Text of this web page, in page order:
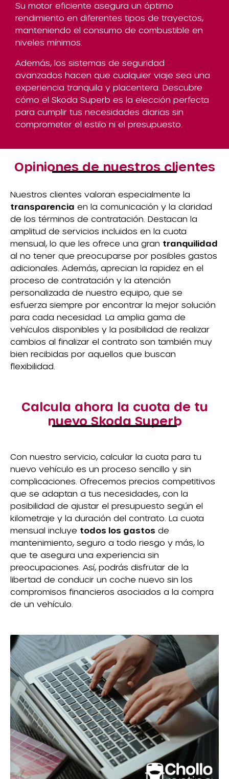
Su motor eficiente asegura un óptimo
rendimiento en diferentes tipos de trayectos,
manteniendo el consumo de combustible en
niveles mínimos.
Además, los sistemas de seguridad
avanzados hacen que cualquier viaje sea una
experiencia tranquila y placentera. Descubre
cómo el Skoda Superb es la elección perfecta
para cumplir tus necesidades diarias sin
comprometer el estilo ni el presupuesto.
Opiniones de nuestros clientes
Nuestros clientes valoran especialmente la
transparencia en la comunicación y la claridad
de los términos de contratación. Destacan la
amplitud de servicios incluidos en la cuota
mensual, lo que les ofrece una gran tranquilidad
al no tener que preocuparse por posibles gastos
adicionales. Además, aprecian la rapidez en el
proceso de contratación y la atención
personalizada de nuestro equipo, que se
esfuerza siempre por encontrar la mejor solución
para cada necesidad. La amplia gama de
vehículos disponibles y la posibilidad de realizar
cambios al finalizar el contrato son también muy
bien recibidas por aquellos que buscan
flexibilidad.
Calcula ahora la cuota de tu
nuevo Skoda Superb
Con nuestro servicio, calcular la cuota para tu
nuevo vehículo es un proceso sencillo y sin
complicaciones. Ofrecemos precios competitivos
que se adaptan a tus necesidades, con la
posibilidad de ajustar el presupuesto según el
kilometraje y la duración del contrato. La cuota
mensual incluye todos los gastos de
mantenimiento, seguro a todo riesgo y más, lo
que te asegura una experiencia sin
preocupaciones. Así, podrás disfrutar de la
libertad de conducir un coche nuevo sin los
compromisos financieros asociados a la compra
de un vehículo.